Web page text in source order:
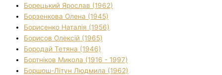
Борецький Ярослав (1962)
Борзенкова Олена (1945)
Борисенко Наталія (1956)
Борисов Олексій (1965)
Бородай Тетяна (1946)
Бортніков Микола (1916 - 1997)
Боршош-Літун Людмила (1962)